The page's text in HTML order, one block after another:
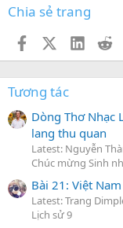
Chia sẻ trang
FacebookX (Twitter)
Tương tác
Dòng Thơ Nhạc
lang thu quan
Latest: Nguyễn
Chúc mừng Sinh
Bài 21: Việt
Latest: Trang
Lịch sử 9